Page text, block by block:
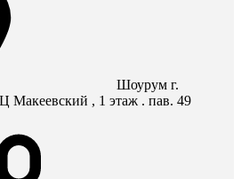
Шоурум г.
Макеевский , 1 этаж . пав. 49